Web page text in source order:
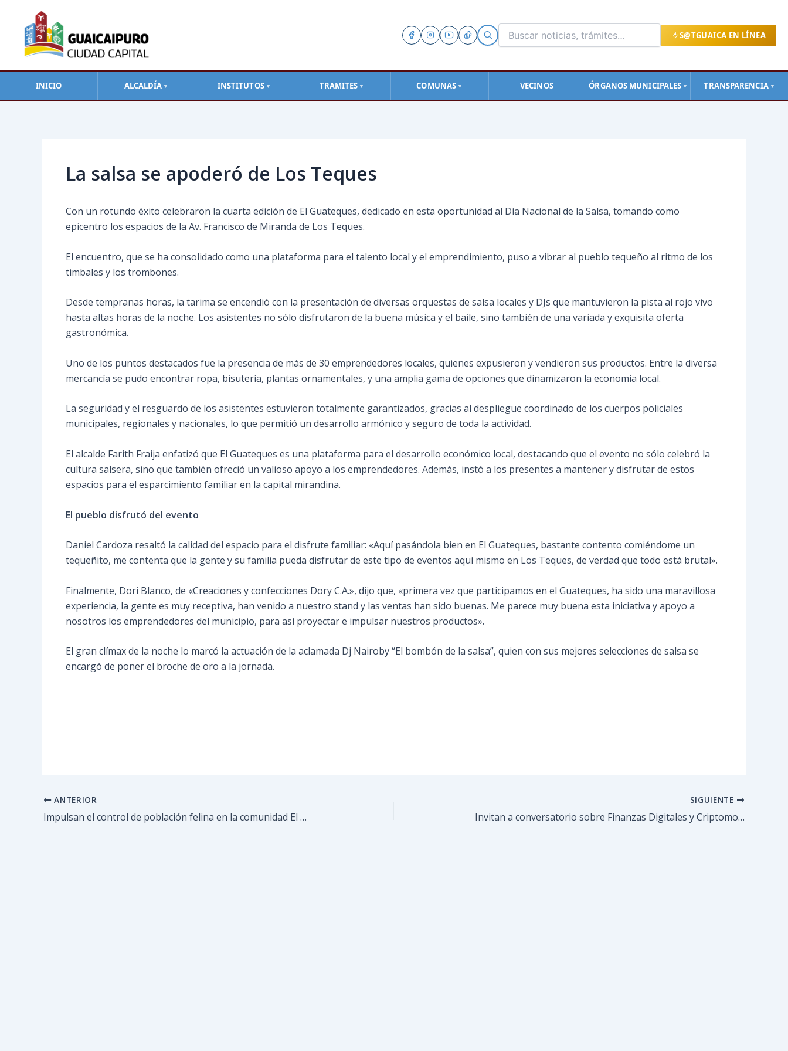
S@TGUAICA EN LÍNEA
INICIO ALCALDÍA ▼ INSTITUTOS ▼ TRAMITES ▼ COMUNAS ▼ VECINOS ÓRGANOS MUNICIPALES ▼ TRANSPARENCIA ▼
contenido
La salsa se apoderó de Los Teques
Con un rotundo éxito celebraron la cuarta edición de El Guateques, dedicado en esta oportunidad al Día Nacional de la Salsa, tomando como
epicentro los espacios de la Av. Francisco de Miranda de Los Teques.
El encuentro, que se ha consolidado como una plataforma para el talento local y el emprendimiento, puso a vibrar al pueblo tequeño al ritmo de los
timbales y los trombones.
Desde tempranas horas, la tarima se encendió con la presentación de diversas orquestas de salsa locales y DJs que mantuvieron la pista al rojo vivo
hasta altas horas de la noche. Los asistentes no sólo disfrutaron de la buena música y el baile, sino también de una variada y exquisita oferta
gastronómica.
Uno de los puntos destacados fue la presencia de más de 30 emprendedores locales, quienes expusieron y vendieron sus productos. Entre la diversa
mercancía se pudo encontrar ropa, bisutería, plantas ornamentales, y una amplia gama de opciones que dinamizaron la economía local.
La seguridad y el resguardo de los asistentes estuvieron totalmente garantizados, gracias al despliegue coordinado de los cuerpos policiales
municipales, regionales y nacionales, lo que permitió un desarrollo armónico y seguro de toda la actividad.
El alcalde Farith Fraija enfatizó que El Guateques es una plataforma para el desarrollo económico local, destacando que el evento no sólo celebró la
cultura salsera, sino que también ofreció un valioso apoyo a los emprendedores. Además, instó a los presentes a mantener y disfrutar de estos
espacios para el esparcimiento familiar en la capital mirandina.
El pueblo disfrutó del evento
Daniel Cardoza resaltó la calidad del espacio para el disfrute familiar: «Aquí pasándola bien en El Guateques, bastante contento comiéndome un
tequeñito, me contenta que la gente y su familia pueda disfrutar de este tipo de eventos aquí mismo en Los Teques, de verdad que todo está brutal».
Finalmente, Dori Blanco, de «Creaciones y confecciones Dory C.A.», dijo que, «primera vez que participamos en el Guateques, ha sido una maravillosa
experiencia, la gente es muy receptiva, han venido a nuestro stand y las ventas han sido buenas. Me parece muy buena esta iniciativa y apoyo a
nosotros los emprendedores del municipio, para así proyectar e impulsar nuestros productos».
El gran clímax de la noche lo marcó la actuación de la aclamada Dj Nairoby “El bombón de la salsa”, quien con sus mejores selecciones de salsa se
encargó de poner el broche de oro a la jornada.
ANTERIOR
Impulsan el control de población felina en la comunidad El Nacional
SIGUIENTE
Invitan a conversatorio sobre Finanzas Digitales y Criptomonedas en Los Teques